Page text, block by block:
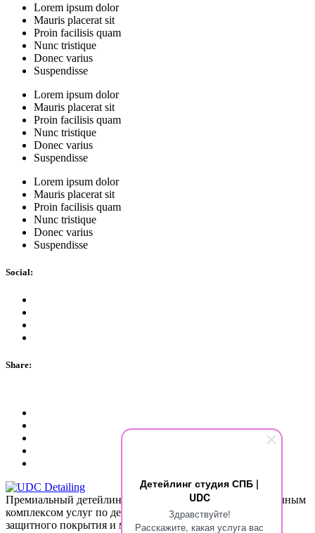
Детейлинг студия СПБ |
UDC
Здравствуйте!
Расскажите, какая услуга вас
Lorem ipsum dolor
Mauris placerat sit
Proin facilisis quam
Nunc tristique
Donec varius
Suspendisse
Lorem ipsum dolor
Mauris placerat sit
Proin facilisis quam
Nunc tristique
Donec varius
Suspendisse
Lorem ipsum dolor
Mauris placerat sit
Proin facilisis quam
Nunc tristique
Donec varius
Suspendisse
Social:
Share:
Премиальный детейлинг центр в Санкт-Петербурге с полным
комплексом услуг по детейлингу, полировке, установке
защитного покрытия и мелкого ремонта автомобиля.